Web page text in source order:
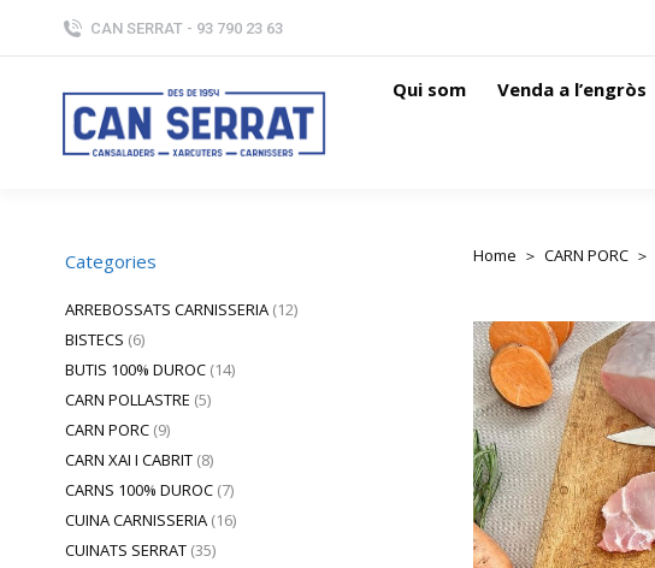
CAN SERRAT - 93 790 23 63
Qui som Venda a l’engròs
Categories
ARREBOSSATS CARNISSERIA (12)
BISTECS (6)
BUTIS 100% DUROC (14)
CARN POLLASTRE (5)
CARN PORC (9)
CARN XAI I CABRIT (8)
CARNS 100% DUROC (7)
CUINA CARNISSERIA (16)
CUINATS SERRAT (35)
You are here:
Home CARN PORC